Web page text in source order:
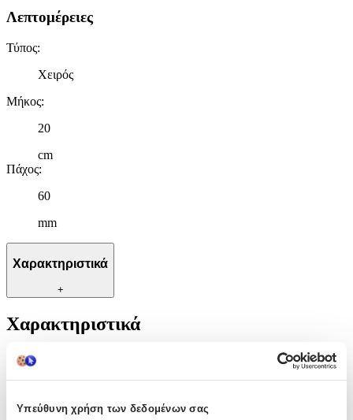
Υπεύθυνη χρήση των δεδομένων σας
Λεπτομέρειες
Τύπος:
Χειρός
Μήκος:
20
cm
Πάχος:
60
mm
Χαρακτηριστικά
+
Χαρακτηριστικά
Κατασκευαστής
Season Time
Βασικά Χαρακτηριστικά